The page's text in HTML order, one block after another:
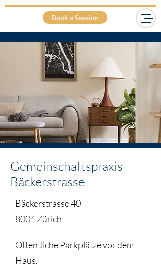
Angela von Rotz
Book a Session
Gemeinschaftspraxis
Bäckerstrasse
Bäckerstrasse 40
8004 Zürich
Öffentliche Parkplätze vor dem
Haus.